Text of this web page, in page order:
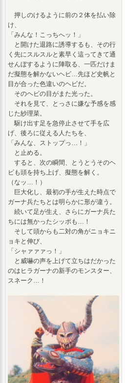
押しのけるように前の２体を払い除
け、
「みんな！こっちへッ！」
と開けた退路に誘導するも、その行
く先にスルスルと素早く這ってきて通
せんぼするように陣取る、一匹だけま
だ擬態を解かないヘビ…先ほど史帆と
目が合った色違いのヘビだ。
そのヘビの目がまた光った。
それを見て、とっさに嫌な予感を感
じた紗理菜。
駆け出す足を急停止させて手を広
げ、後ろに従える人たちを、
「みんな、ストップっ…！」
と止める。
すると、次の瞬間、とうとうそのヘ
ビも頭を持ち上げ、擬態を解く。
（なッ…！）
巨大化し、最初の手が生えた時点で
ガーナ兵たちとは明らかに形が違う。
続いて足が生え、さらにガーナ兵た
ちには無かったシッポも…！
そして頭からも二対の角がニョキニ
ョキと伸び、
「シャァァァっ！」
と威嚇の声を上げて立ちはだかった
のはヒラガーナの新手のモンスター、
スネーク…！